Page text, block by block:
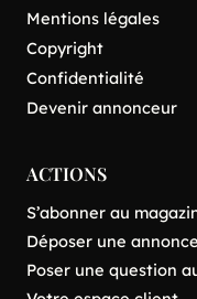
Mentions légales
Copyright
Confidentialité
Devenir annonceur
ACTIONS
S’abonner au
Déposer une annonce
Poser une question